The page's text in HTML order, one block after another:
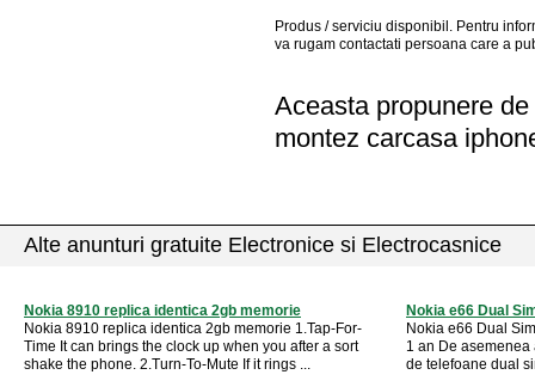
Produs / serviciu disponibil . Pentru
va rugam contactati persoana care a
Aceasta propunere
montez carcasa
Alte anunturi gratuite Electronice si Electrocasnice
Nokia 8910 replica identica 2gb memorie
Nokia 8910 replica identica 2gb memorie 1.Tap-For-
Time It can brings the clock up when you after a sort
shake the phone. 2.Turn-To-Mute If it rings ...
Nokia e66 Dual
Nokia e66 Dual
1 an De
de telefoane dual